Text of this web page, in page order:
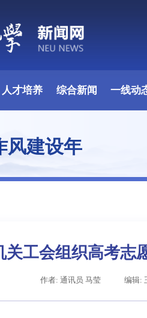
人才培养 综合新闻 一线动
风建设年
关工会组织高考志
作者: 通讯员 马莹 编辑: